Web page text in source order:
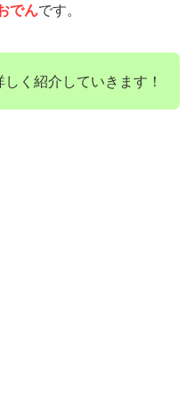
でんです。
く紹介していきます！